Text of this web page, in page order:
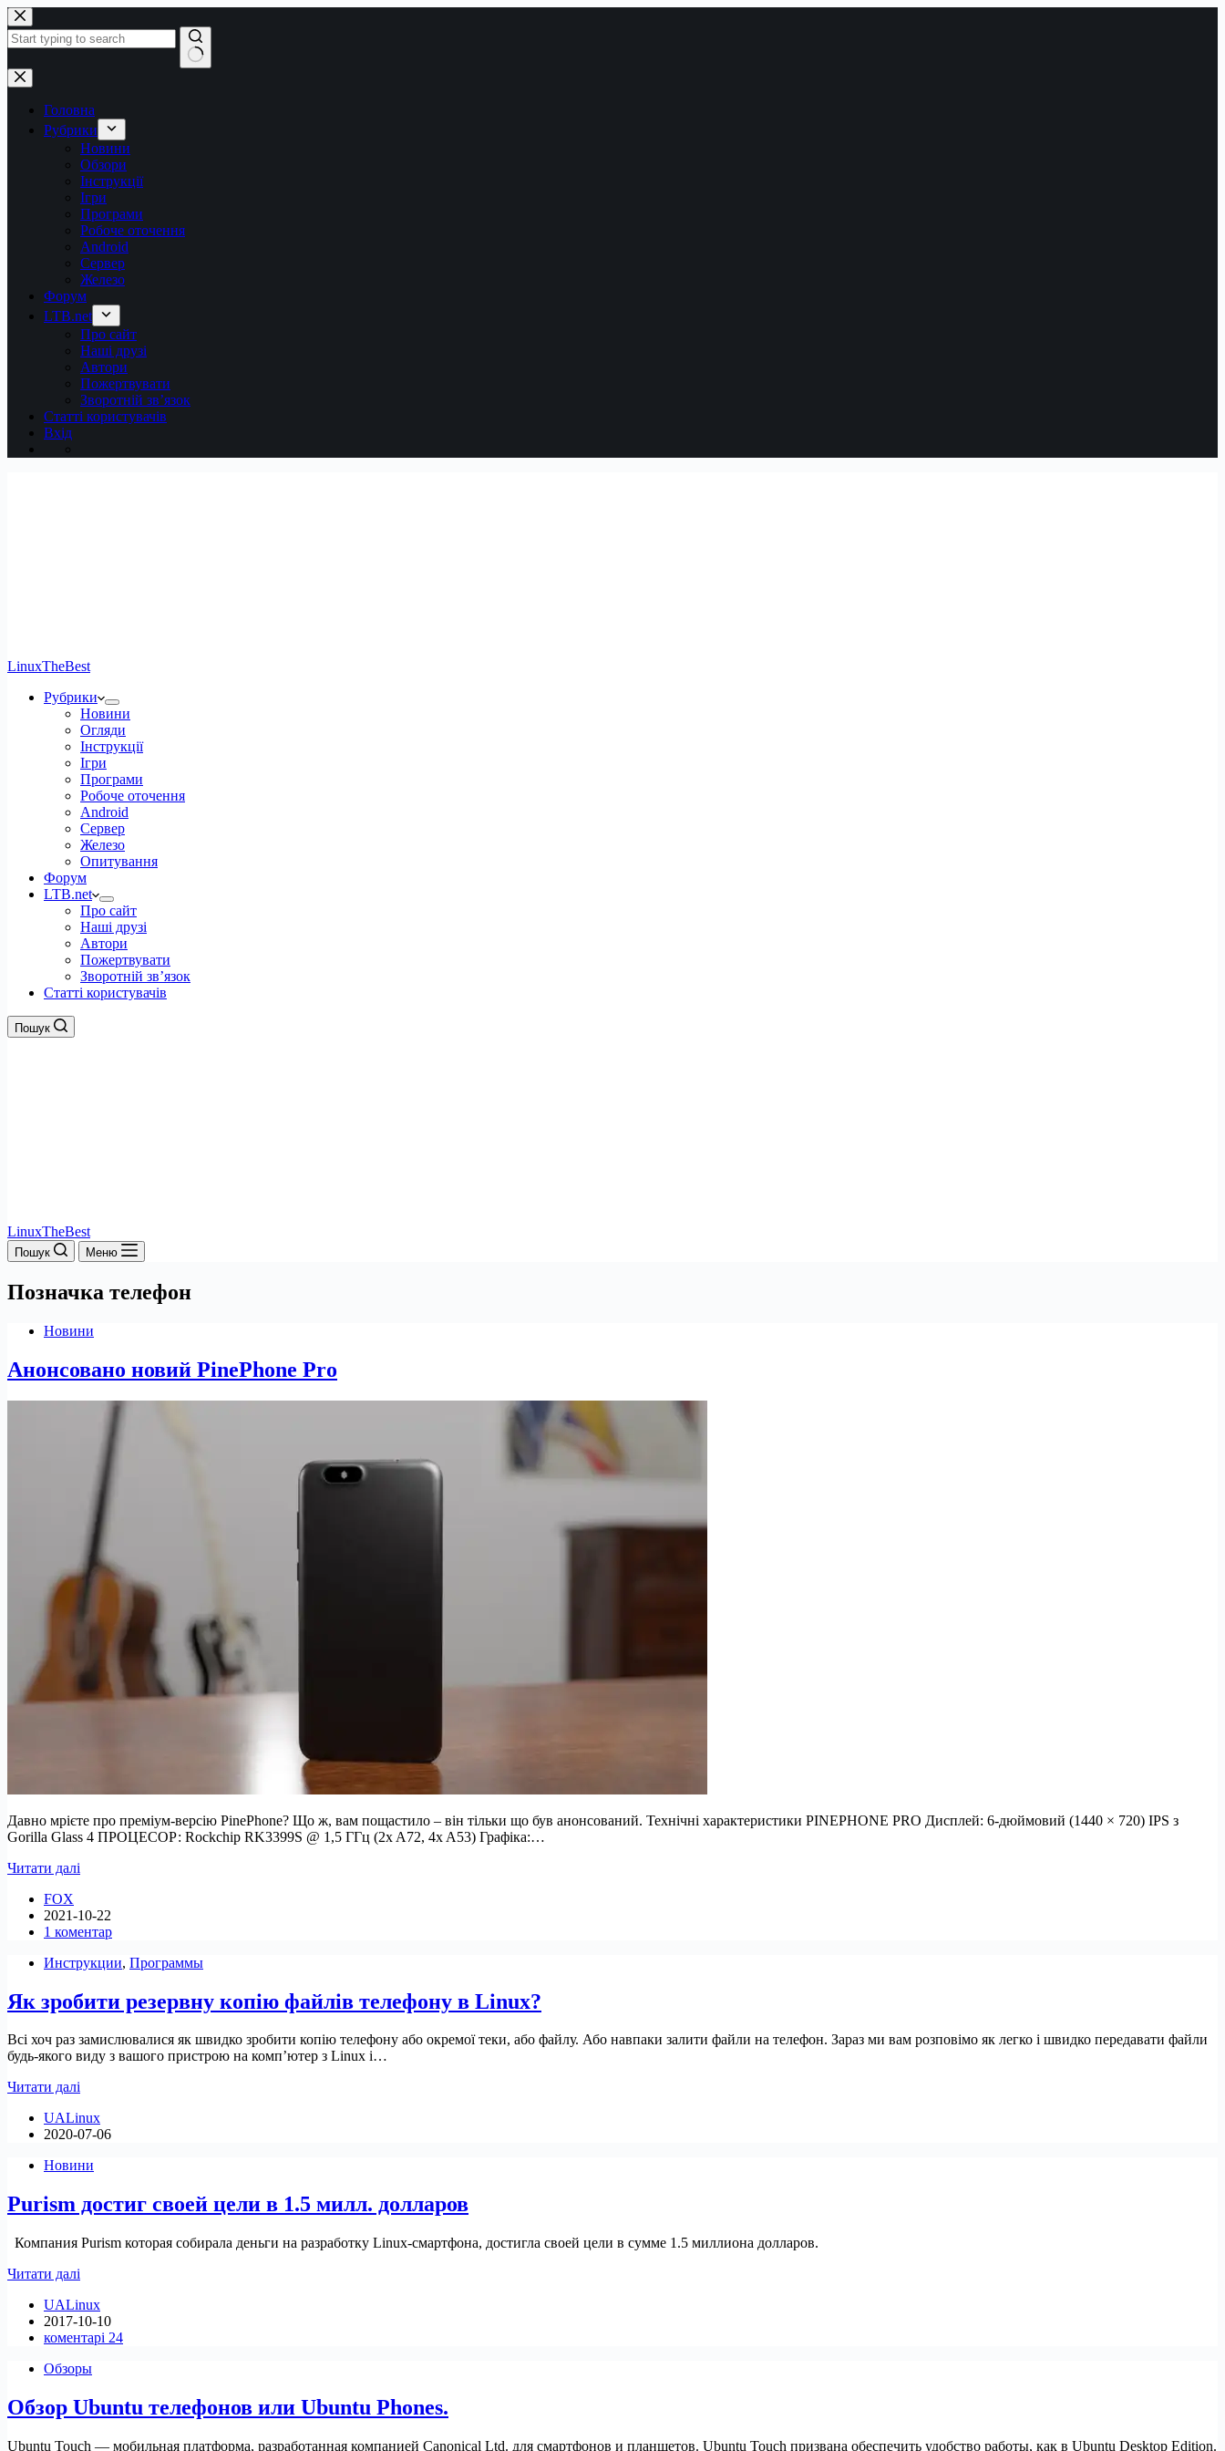
Перейти
до
вмісту
Немає
результатів
Головна
Рубрики
Новини
Обзори
Інструкції
Ігри
Програми
Робоче оточення
Android
Сервер
Железо
Форум
LTB.net
Про сайт
Наші друзі
Автори
Пожертвувати
Зворотній зв’язок
Статті користувачів
Вхід
LinuxTheBest
Рубрики
Новини
Огляди
Інструкції
Ігри
Програми
Робоче оточення
Android
Сервер
Железо
Опитування
Форум
LTB.net
Про сайт
Наші друзі
Автори
Пожертвувати
Зворотній зв’язок
Статті користувачів
Пошук
LinuxTheBest
Пошук Меню
Позначка телефон
Новини
Анонсовано новий PinePhone Pro
Давно мрієте про преміум-версію PinePhone? Що ж, вам пощастило – він тільки що був анонсований. Технічні характеристики PINEPHONE PRO Дисплей: 6-дюймовий (1440 × 720) IPS з
Gorilla Glass 4 ПРОЦЕСОР: Rockchip RK3399S @ 1,5 ГГц (2x A72, 4x A53) Графіка:…
Читати далі
Pro
FOX
2021-10-22
1 коментар
Инструкции, Программы
Як зробити резервну копію файлів телефону в Linux?
Всі хоч раз замислювалися як швидко зробити копію телефону або окремої теки, або файлу. Або навпаки залити файли на телефон. Зараз ми вам розповімо як легко і швидко передавати файли
будь-якого виду з вашого пристрою на комп’ютер з Linux і…
Читати далі
резервну
копію
телефону
Linux?
UALinux
2020-07-06
Новини
Purism достиг своей цели в 1.5 милл. долларов
Компания Purism которая собирала деньги на разработку Linux-смартфона, достигла своей цели в сумме 1.5 миллиона долларов.
Читати далі
своей
цели
в
милл.
UALinux
2017-10-10
коментарі 24
Обзоры
Обзор Ubuntu телефонов или Ubuntu Phones.
Ubuntu Touch — мобильная платформа, разработанная компанией Canonical Ltd. для смартфонов и планшетов. Ubuntu Touch призвана обеспечить удобство работы, как в Ubuntu Desktop Edition.